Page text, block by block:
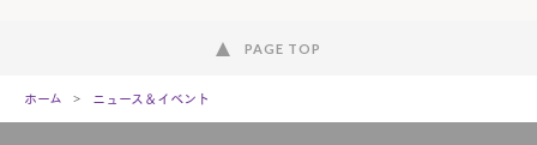
PAGE TOP
ホーム ニュース＆イベント